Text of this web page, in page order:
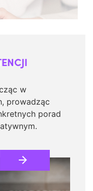
w
prowadząc
porad